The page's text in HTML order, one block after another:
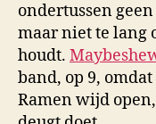
ondertussen
maar niet te lang
houdt.
band, op 9,
Ramen wijd